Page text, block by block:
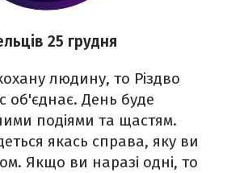
25 грудня
людину, то Різдво
об'єднає. День буде
подіями та щастям.
якась справа, яку ви
Якщо ви наразі одні, то